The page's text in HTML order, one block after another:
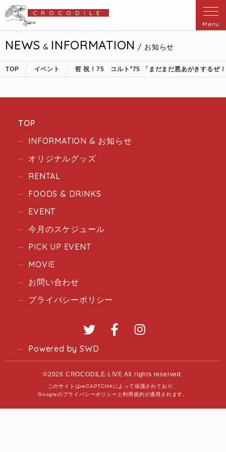
CROCODILE
Menu
NEWS & INFORMATION / お知らせ
TOP イベント 哲 祝！75 コルト❜75 「まだまだ悪あがきするぜ
TOP
INFORMATION & お知らせ
オリジナルグッズ
RENTAL
FOODS & DRINKS
EVENT
今月のスケジュール
PICK UP EVENT
MOVIE
お問い合わせ
プライバシーポリシー
Twitter Facebook
Powered by SWD
©2026 CROCODILE-LIVE All rights reserved.
このサイトはreCAPTCHAによって保護されており、
Googleのプライバシーポリシー と利用規約が適用されます。